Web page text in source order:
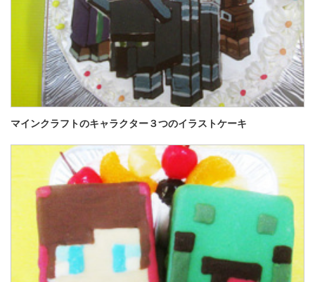
マインクラフトのキャラクター３つのイラストケーキ